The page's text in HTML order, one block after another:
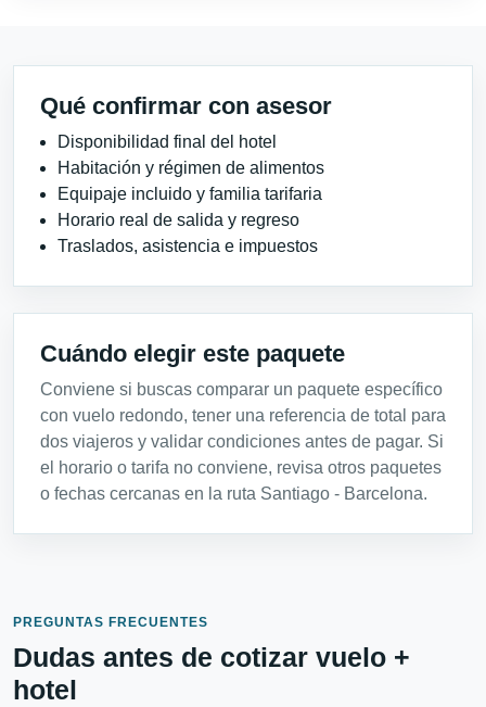
Qué confirmar con asesor
Disponibilidad final del hotel
Habitación y régimen de alimentos
Equipaje incluido y familia tarifaria
Horario real de salida y regreso
Traslados, asistencia e impuestos
Cuándo elegir este paquete
Conviene si buscas comparar un paquete específico
con vuelo redondo, tener una referencia de total para
dos viajeros y validar condiciones antes de pagar. Si
el horario o tarifa no conviene, revisa otros paquetes
o fechas cercanas en la ruta Santiago - Barcelona.
PREGUNTAS FRECUENTES
Dudas antes de cotizar vuelo +
hotel